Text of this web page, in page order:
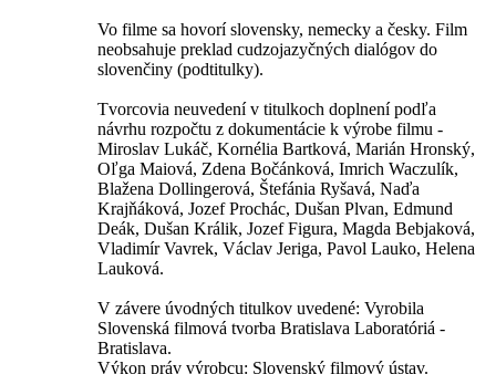
Vo filme sa hovorí slovensky, nemecky a česky. Film
neobsahuje preklad cudzojazyčných dialógov do
slovenčiny (podtitulky).
Tvorcovia neuvedení v titulkoch doplnení podľa
návrhu rozpočtu z dokumentácie k výrobe filmu -
Miroslav Lukáč, Kornélia Bartková, Marián Hronský,
Oľga Maiová, Zdena Bočánková, Imrich Waczulík,
Blažena Dollingerová, Štefánia Ryšavá, Naďa
Krajňáková, Jozef Prochác, Dušan Plvan, Edmund
Deák, Dušan Králik, Jozef Figura, Magda Bebjaková,
Vladimír Vavrek, Václav Jeriga, Pavol Lauko, Helena
Lauková.
V závere úvodných titulkov uvedené: Vyrobila
Slovenská filmová tvorba Bratislava Laboratóriá -
Bratislava.
Výkon práv výrobcu: Slovenský filmový ústav.